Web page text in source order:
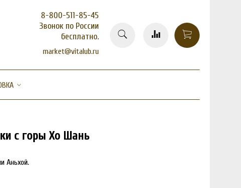
8-800-511-85-45
Звонок по России
бесплатно.
market@vitalub.ru
с горы Хо Шань
Аньхой.